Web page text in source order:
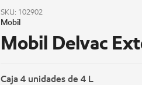
SKU: 102902
Mobil
Mobil Delvac
Caja 4 unidades de 4 L